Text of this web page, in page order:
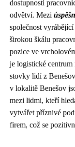
dostupnosti
odvětví. Mezi
společnost
širokou škálu
pozice ve
je logistické centrum
stovky lidí z
v lokalitě Benešov
mezi lidmi, kteří
vytvářet příznivé
firem, což se